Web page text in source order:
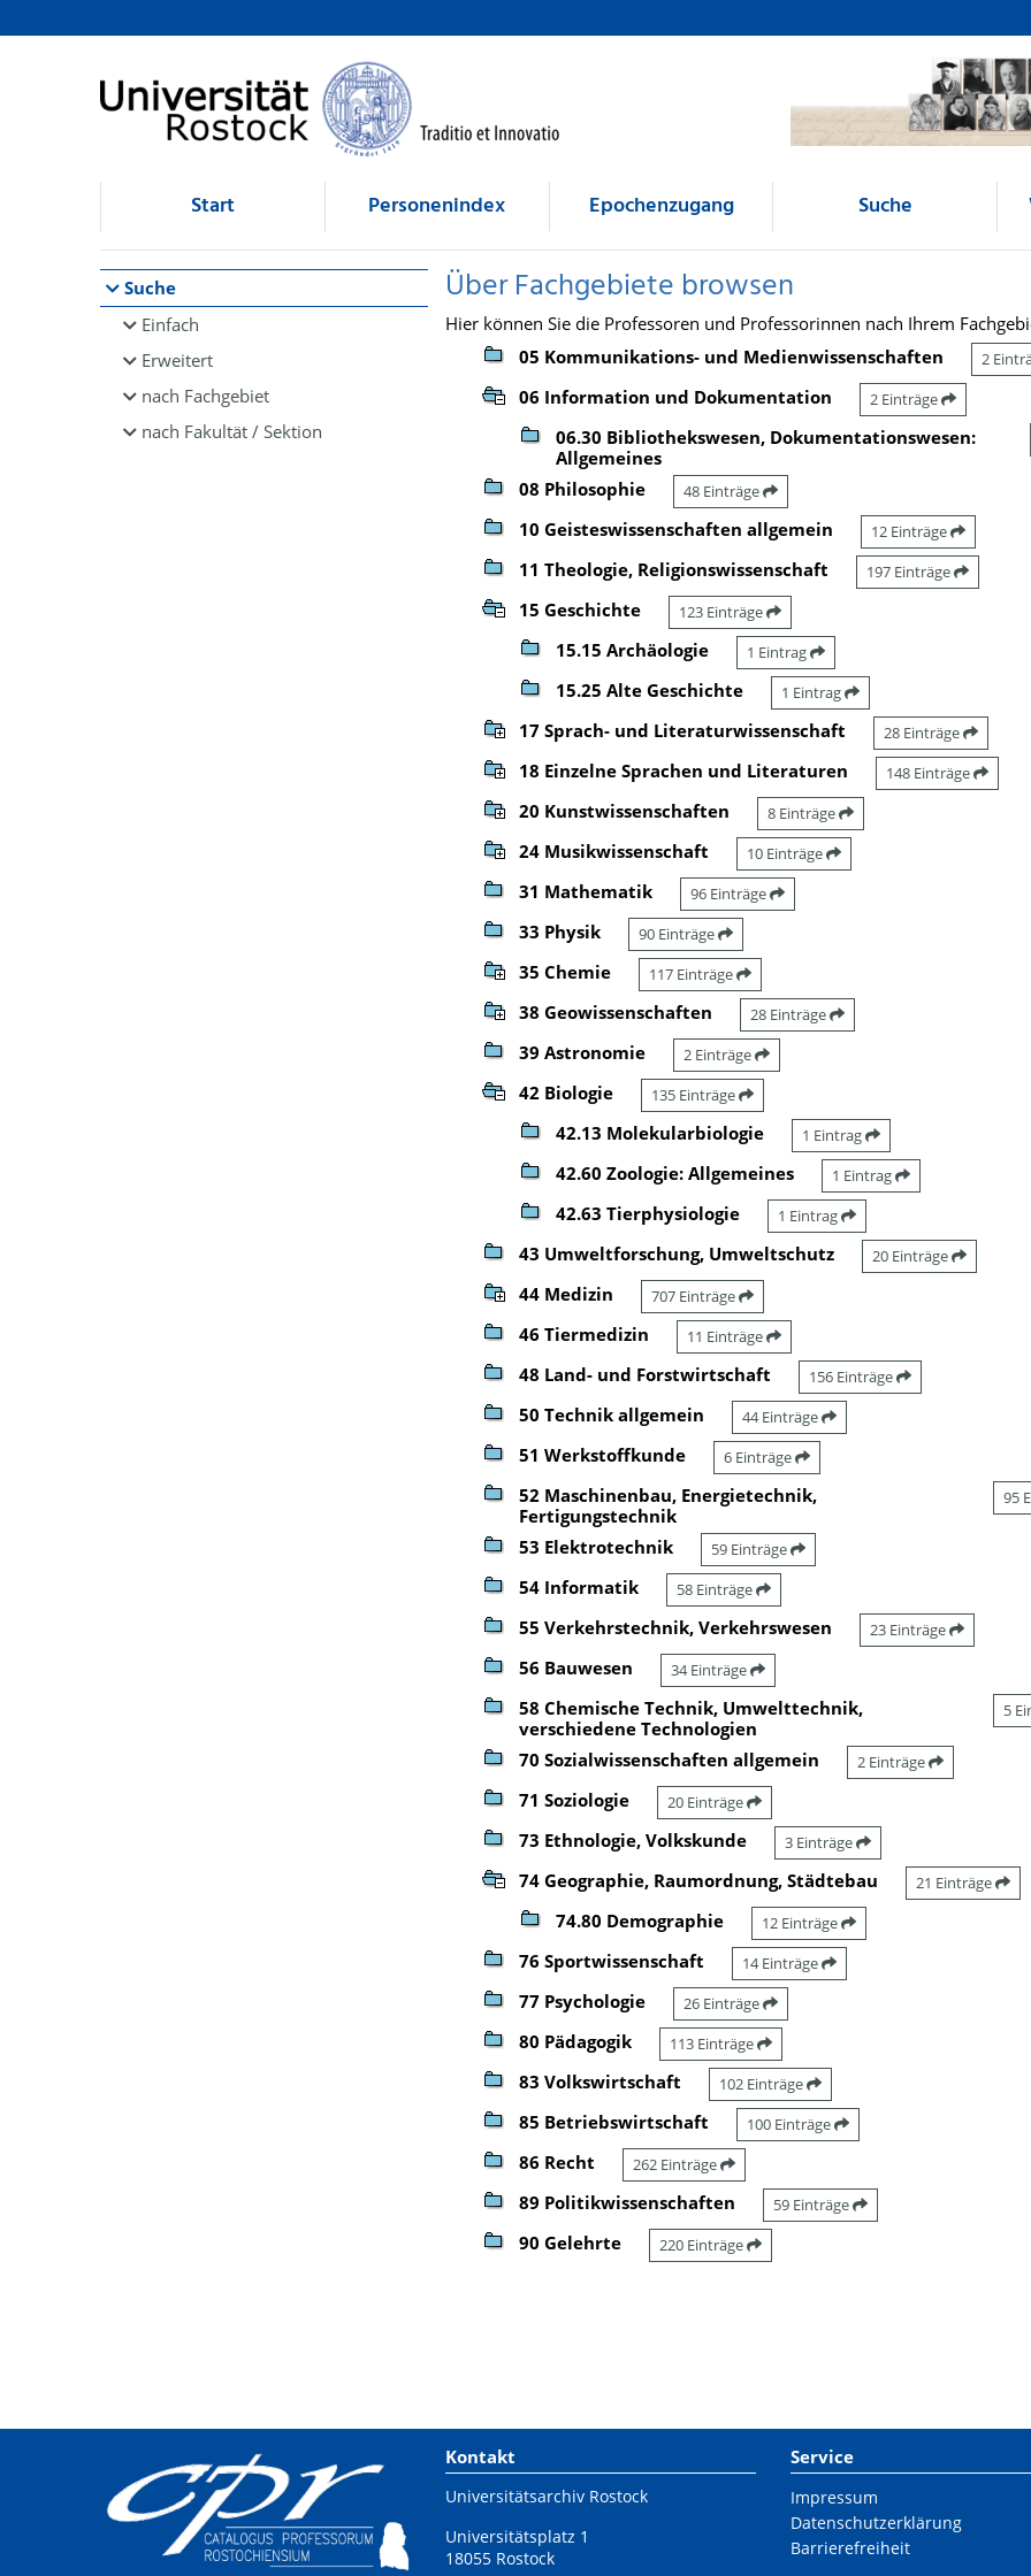
Browsen
direkt zum Inhalt
Start Personenindex Epochenzugang Suche
Suche
Einfach
Erweitert
nach Fachgebiet
nach Fakultät / Sektion
Über Fachgebiete browsen
Hier können Sie die Professoren und Professorinnen nach Ihrem
05 Kommunikations- und Medienwissenschaften
2
06 Information und Dokumentation 2 Einträge
06.30 Bibliothekswesen, Dokumentationswesen:
Allgemeines
08 Philosophie 48 Einträge
10 Geisteswissenschaften allgemein 12 Einträge
11 Theologie, Religionswissenschaft 197 Einträge
15 Geschichte 123 Einträge
15.15 Archäologie 1 Eintrag
15.25 Alte Geschichte 1 Eintrag
17 Sprach- und Literaturwissenschaft 28 Einträge
18 Einzelne Sprachen und Literaturen 148 Einträge
20 Kunstwissenschaften 8 Einträge
24 Musikwissenschaft 10 Einträge
31 Mathematik 96 Einträge
33 Physik 90 Einträge
35 Chemie 117 Einträge
38 Geowissenschaften 28 Einträge
39 Astronomie 2 Einträge
42 Biologie 135 Einträge
42.13 Molekularbiologie 1 Eintrag
42.60 Zoologie: Allgemeines 1 Eintrag
42.63 Tierphysiologie 1 Eintrag
43 Umweltforschung, Umweltschutz 20 Einträge
44 Medizin 707 Einträge
46 Tiermedizin 11 Einträge
48 Land- und Forstwirtschaft 156 Einträge
50 Technik allgemein 44 Einträge
51 Werkstoffkunde 6 Einträge
52 Maschinenbau, Energietechnik,
Fertigungstechnik
95
53 Elektrotechnik 59 Einträge
54 Informatik 58 Einträge
55 Verkehrstechnik, Verkehrswesen 23 Einträge
56 Bauwesen 34 Einträge
58 Chemische Technik, Umwelttechnik,
verschiedene Technologien
5
70 Sozialwissenschaften allgemein 2 Einträge
71 Soziologie 20 Einträge
73 Ethnologie, Volkskunde 3 Einträge
74 Geographie, Raumordnung, Städtebau 21 Einträge
74.80 Demographie 12 Einträge
76 Sportwissenschaft 14 Einträge
77 Psychologie 26 Einträge
80 Pädagogik 113 Einträge
83 Volkswirtschaft 102 Einträge
85 Betriebswirtschaft 100 Einträge
86 Recht 262 Einträge
89 Politikwissenschaften 59 Einträge
90 Gelehrte 220 Einträge
Kontakt
Universitätsarchiv Rostock
Universitätsplatz 1
18055 Rostock
Service
Impressum
Datenschutzerklärung
Barrierefreiheit